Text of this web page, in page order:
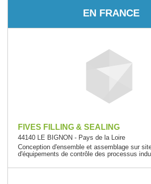
EN FRANCE
FIVES FILLING & SEALING
44140 LE BIGNON - Pays de la Loire
Conception d'ensemble et assemblage sur
d'équipements de contrôle des processus